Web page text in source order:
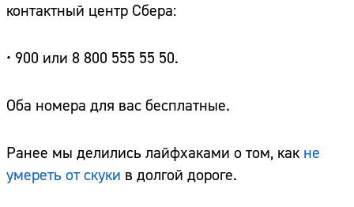
контактный центр Сбера:
• 900 или 8 800 555 55 50.
Оба номера для вас бесплатные.
Ранее мы делились лайфхаками о том, как не
умереть от скуки в долгой дороге.